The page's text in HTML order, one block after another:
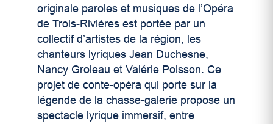
originale paroles et musiques de l’Opéra
de Trois-Rivières est portée par un
collectif d’artistes de la région, les
chanteurs lyriques Jean Duchesne,
Nancy Groleau et Valérie Poisson. Ce
projet de conte-opéra qui porte sur la
légende de la chasse-galerie propose un
spectacle lyrique immersif, entre